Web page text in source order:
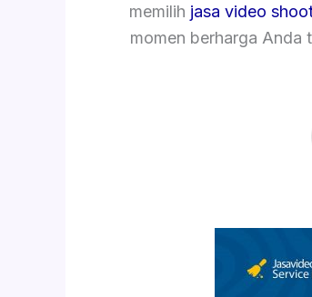
memilih jasa video
momen berharga Anda